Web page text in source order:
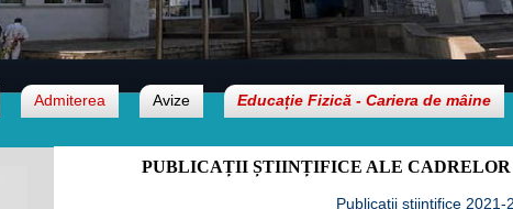
Admiterea Avize Educație Fizică - Cariera de mâine
PUBLICAȚII ȘTIINȚIFICE ALE
Publicații științifice 2021-